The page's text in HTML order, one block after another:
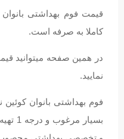
قیمت فوم بهداشتی
کاملا به صرفه است.
در همین صفحه میتوانید
نمایید.
فوم بهداشتی بانوان